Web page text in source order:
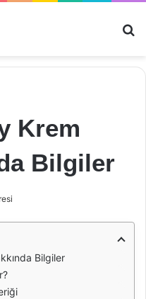
Krem
Bilgiler
Bilgiler